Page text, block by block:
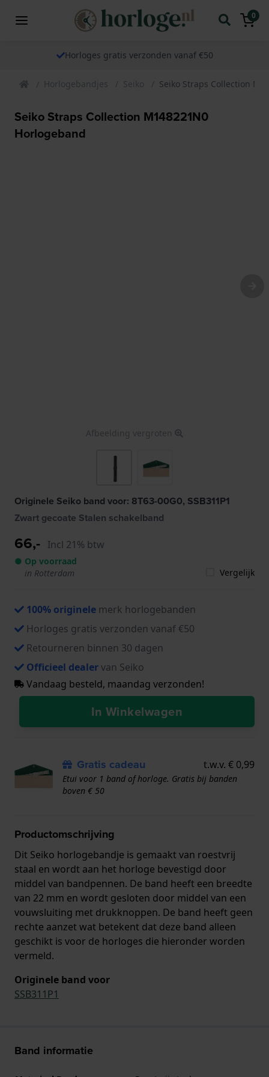
0
Horloges gratis verzonden vanaf €50
Horlogebandjes Seiko Seiko Straps Collection
Seiko Straps Collection M148221N0
Horlogeband
Afbeelding vergroten
Originele Seiko band voor: 8T63-00G0, SSB311P1
Zwart gecoate Stalen schakelband
66,- Incl 21% btw
● Op voorraad
in Rotterdam
Vergelijk
100% originele merk horlogebanden
Horloges gratis verzonden vanaf €50
Retourneren binnen 30 dagen
Officieel dealervan Seiko
Vandaag besteld, maandag verzonden!
In Winkelwagen
Gratis cadeau t.w.v. € 0,99
Etui voor 1 band of horloge. Gratis bij banden
boven € 50
Productomschrijving
Dit Seiko horlogebandje is gemaakt van roestvrij
staal en wordt aan het horloge bevestigd door
middel van bandpennen. De band heeft een breedte
van 22 mm en wordt gesloten door middel van een
vouwsluiting met drukknoppen. De band heeft geen
rechte aanzet wat betekent dat deze band alleen
geschikt is voor de horloges die hieronder worden
vermeld.
Originele band voor
SSB311P1
Band informatie